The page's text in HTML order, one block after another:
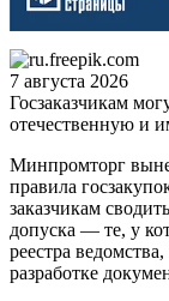
7 августа 2026
Госзаказчикам
отечественную и
Минпромторг
правила
заказчикам
допуска — те, у
реестра
разработке